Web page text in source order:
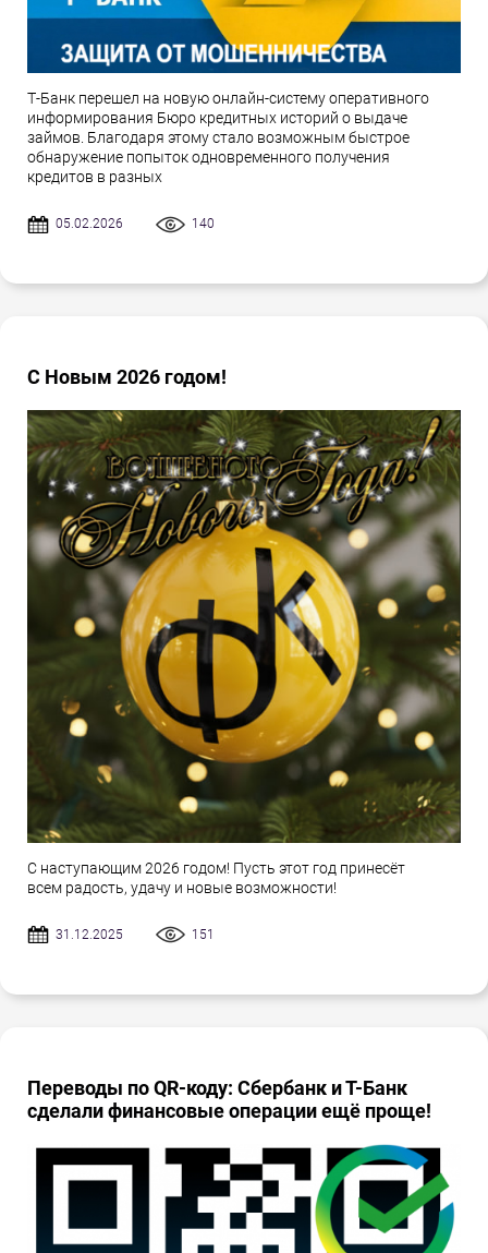
Т-Банк перешел на новую онлайн-систему оперативного
информирования Бюро кредитных историй о выдаче
займов. Благодаря этому стало возможным быстрое
обнаружение попыток одновременного получения
кредитов в разных
05.02.2026 140
С Новым 2026 годом!
С наступающим 2026 годом! Пусть этот год принесёт
всем радость, удачу и новые возможности!
31.12.2025 151
Переводы по QR-коду: Сбербанк и Т-Банк
сделали финансовые операции ещё проще!